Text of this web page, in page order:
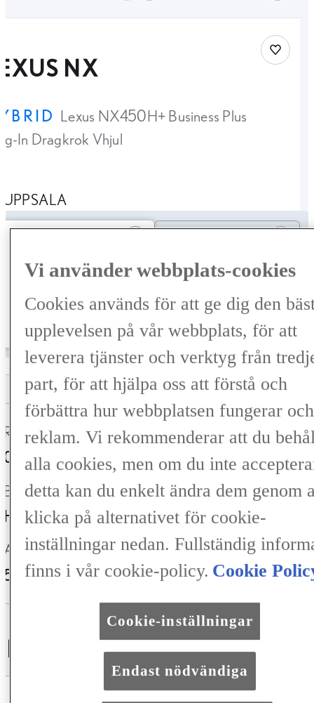
NX
Lexus NX450H+ Business Plus
In Dragkrok Vhjul
Spara
UPPSALA
till månadskostnad
549 900 kr
månadskostnad
6 601 kr
/månad
Registrerad
06-2025
Mätarställning
1 435 mil
Bränsle
Hybrid Bensin
Växellåda
Automat
Antal säten
5
Färg
Sonic Titanium (1J7)
Vi använder webbplats-cookies
Cookies används för att ge dig den
upplevelsen på vår webbplats, för att
leverera tjänster och verktyg från
part, för att hjälpa oss att förstå och
förbättra hur webbplatsen fungerar
reklam. Vi rekommenderar att du
alla cookies, men om du inte
detta kan du enkelt ändra dem genom
klicka på alternativet för cookie-
inställningar nedan. Fullständig
finns i vår cookie-policy. Cookie
Cookie-inställningar
Endast nödvändiga